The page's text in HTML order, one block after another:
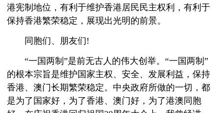
港宪制地位，有利于维护香港居民民主权利，有利于
保持香港繁荣稳定，展现出光明的前景。
同胞们、朋友们!
“一国两制”是前无古人的伟大创举。“一国两制”
的根本宗旨是维护国家主权、安全、发展利益，保持
香港、澳门长期繁荣稳定。中央政府所做的一切，都
是为了国家好，为了香港、澳门好，为了港澳同胞